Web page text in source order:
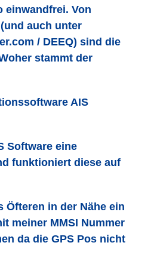
einwandfrei. Von
auch unter
/ DEEQ) sind die
stammt der
AIS
Software eine
funktioniert diese auf
Öfteren in der Nähe ein
meiner MMSI Nummer
da die GPS Pos nicht